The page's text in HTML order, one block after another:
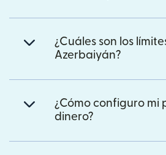
¿Cuáles son los
Azerbaiyán?
¿Cómo configuro mi
dinero?